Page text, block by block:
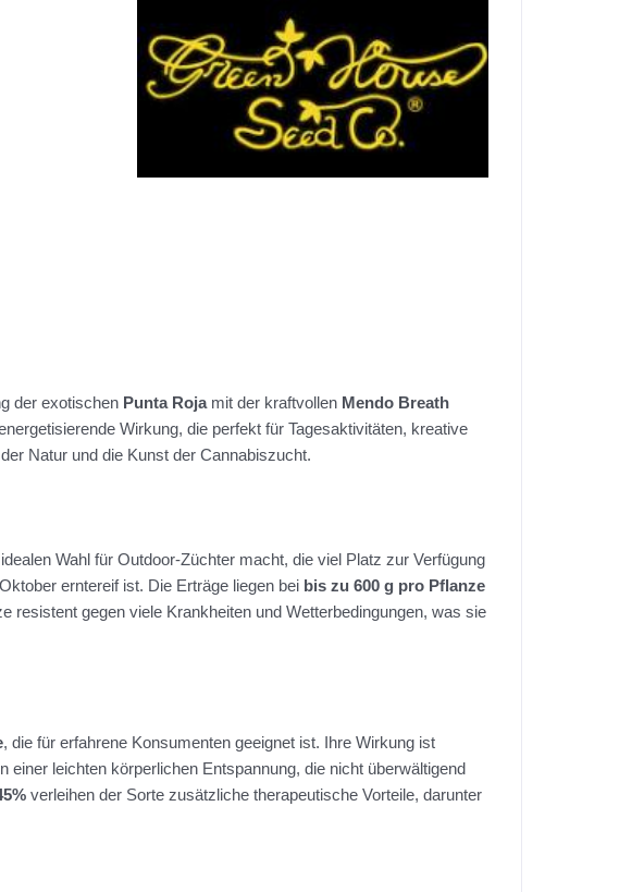
der exotischen Punta Rojamit der kraftvollen Mendo Breath
Wirkung, die perfekt für Tagesaktivitäten, kreative
Natur und die Kunst der Cannabiszucht.
Wahl für Outdoor-Züchter macht, die viel Platz zur Verfügung
erntereif ist. Die Erträge liegen bei bis zu 600 g pro Pflanze
resistent gegen viele Krankheiten und Wetterbedingungen, was sie
, die für erfahrene Konsumenten geeignet ist. Ihre Wirkung ist
einer leichten körperlichen Entspannung, die nicht überwältigend
verleihen der Sorte zusätzliche therapeutische Vorteile, darunter